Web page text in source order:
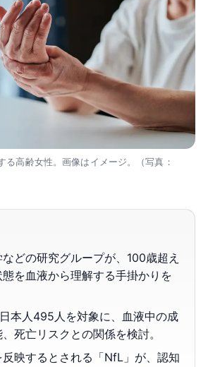
る高齢女性。画像はイメージ。（写真：
どの研究グループが、100歳超え
を血液から理解する手掛かりを
本人495人を対象に、血液中の成
死亡リスクとの関係を検討。
映するとされる「NfL」が、認知